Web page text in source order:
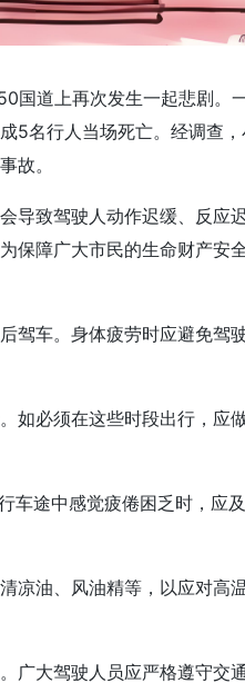
国道上再次发生一起悲剧。
5名行人当场死亡。经调查
故。
导致驾驶人动作迟缓、反应
保障广大市民的生命财产安
驾车。身体疲劳时应避免驾
如必须在这些时段出行，应
车途中感觉疲倦困乏时，应
凉油、风油精等，以应对高
广大驾驶人员应严格遵守交